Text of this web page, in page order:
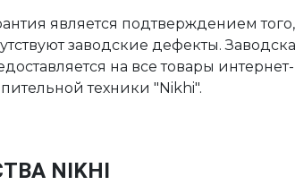
является подтверждением того,
заводские дефекты.
на все товары
техники "Nikhi".
NIKHI